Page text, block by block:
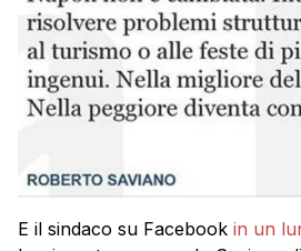
E il sindaco su Facebook in un